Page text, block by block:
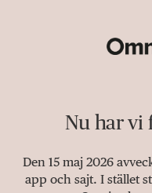
Nu har vi
Den 15 maj 2026
app och sajt. I stället